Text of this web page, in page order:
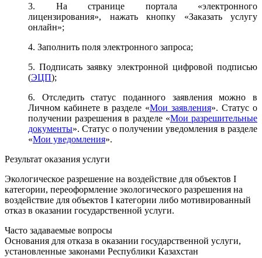
3. На странице портала «электронного
лицензирования», нажать кнопку «Заказать услугу
онлайн»;
4. Заполнить поля электронного запроса;
5. Подписать заявку электронной цифровой подписью
(ЭЦП);
6. Отследить статус поданного заявления можно в
Личном кабинете в разделе «Мои заявления». Статус о
получении разрешения в разделе «Мои разрешительные
документы». Статус о получении уведомления в разделе
«Мои уведомления».
Результат оказания услуги
Экологическое разрешение на воздействие для объектов I
категории, переоформление экологического разрешения на
воздействие для объектов I категории либо мотивированный
отказ в оказании государственной услуги.
Часто задаваемые вопросы
Основания для отказа в оказании государственной услуги,
установленные законами Республики Казахстан